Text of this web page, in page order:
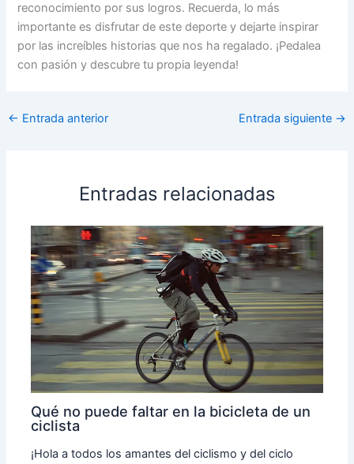
reconocimiento por sus logros. Recuerda, lo más
importante es disfrutar de este deporte y dejarte inspirar
por las increíbles historias que nos ha regalado. ¡Pedalea
con pasión y descubre tu propia leyenda!
← Entrada anterior Entrada siguiente →
Entradas relacionadas
Qué no puede faltar en la bicicleta de un
ciclista
¡Hola a todos los amantes del ciclismo y del ciclo